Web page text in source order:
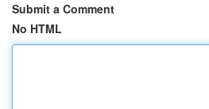
Submit a Comment
No HTML